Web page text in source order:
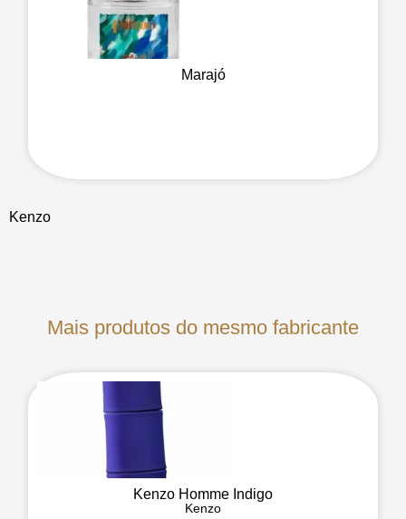
Marajó
Kenzo
Mais produtos do mesmo fabricante
Kenzo Homme Indigo
Kenzo